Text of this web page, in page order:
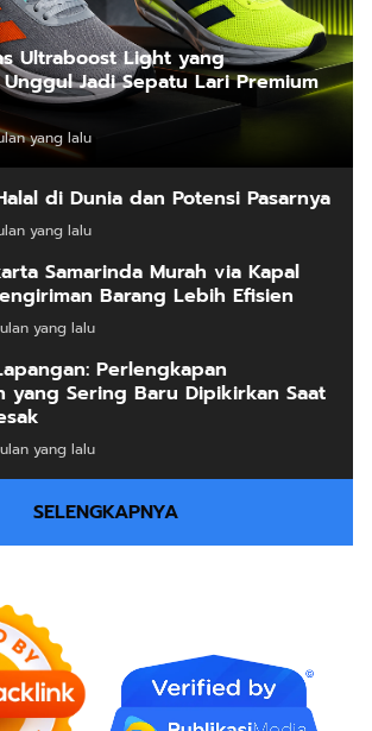
Ultraboost Light yang
Jadi Sepatu Lari Premium
yang lalu
di Dunia dan Potensi Pasarnya
yang lalu
Samarinda Murah via Kapal
Barang Lebih Efisien
yang lalu
Perlengkapan
yang Sering Baru Dipikirkan Saat
yang lalu
SELENGKAPNYA